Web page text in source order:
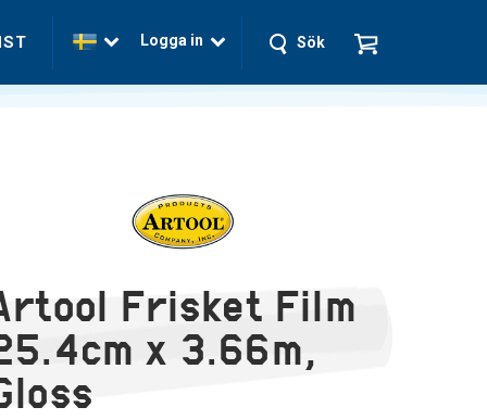
Logga in Sök
Frisket Film
x 3.66m,